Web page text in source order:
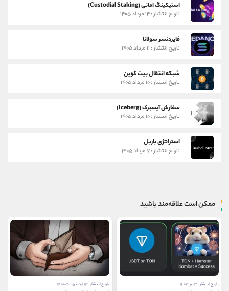
استیکینگ امانی (Custodial Staking)
تاریخ انتشار : ۱۴ مرداد ۱۴۰۵
فایردنسر سولانا
تاریخ انتشار : ۱۱ مرداد ۱۴۰۵
شبکه انتقال بیت کوین
تاریخ انتشار : ۱۰ مرداد ۱۴۰۵
سفارش آیسبرگ (Iceberg)
تاریخ انتشار : ۱۰ مرداد ۱۴۰۵
استراتژی باربل
تاریخ انتشار : ۷ مرداد ۱۴۰۵
ممکن است علاقه‌مند باشید
تاریخ انتشار : ۱۳ اردیبهشت ۱۴۰۰ تاریخ انتشار : ۸ اردیبهشت ۱۴۰۳